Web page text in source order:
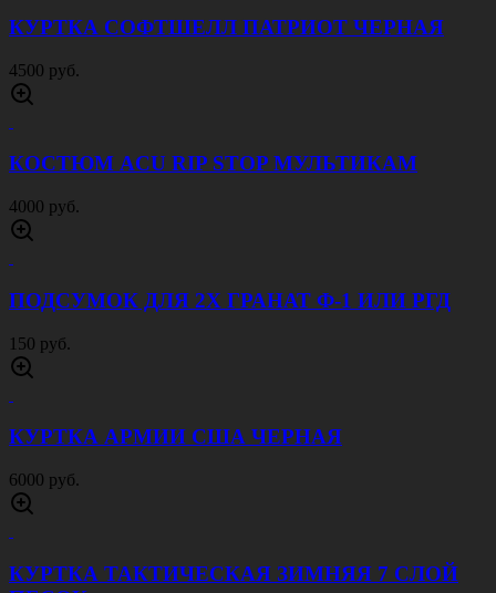
КУРТКА СОФТШЕЛЛ ПАТРИОТ ЧЕРНАЯ
4500 руб.
КОСТЮМ ACU RIP STOP МУЛЬТИКАМ
4000 руб.
ПОДСУМОК ДЛЯ 2Х ГРАНАТ Ф-1 ИЛИ РГД
150 руб.
КУРТКА АРМИИ США ЧЕРНАЯ
6000 руб.
КУРТКА ТАКТИЧЕСКАЯ ЗИМНЯЯ 7 СЛОЙ